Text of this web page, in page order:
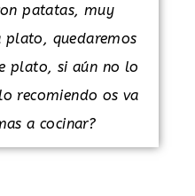
patatas, muy
quedaremos
plato, si aún no lo
recomiendo os va
a cocinar?